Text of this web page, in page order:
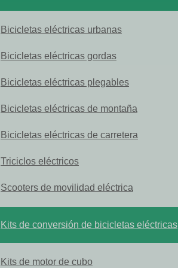
Bicicletas eléctricas urbanas
Bicicletas eléctricas gordas
Bicicletas eléctricas plegables
Bicicletas eléctricas de montaña
Bicicletas eléctricas de carretera
Triciclos eléctricos
Scooters de movilidad eléctrica
Kits de conversión de bicicletas eléctricas
Kits de motor de cubo